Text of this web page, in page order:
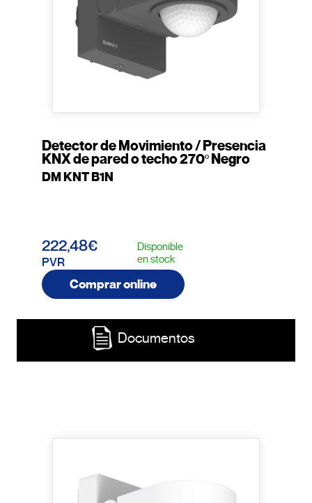
Detector de Movimiento / Presencia
KNX de pared o techo 270º Negro
DM KNT B1N
222,48€
PVR
Disponible
en stock
Comprar online
Documentos